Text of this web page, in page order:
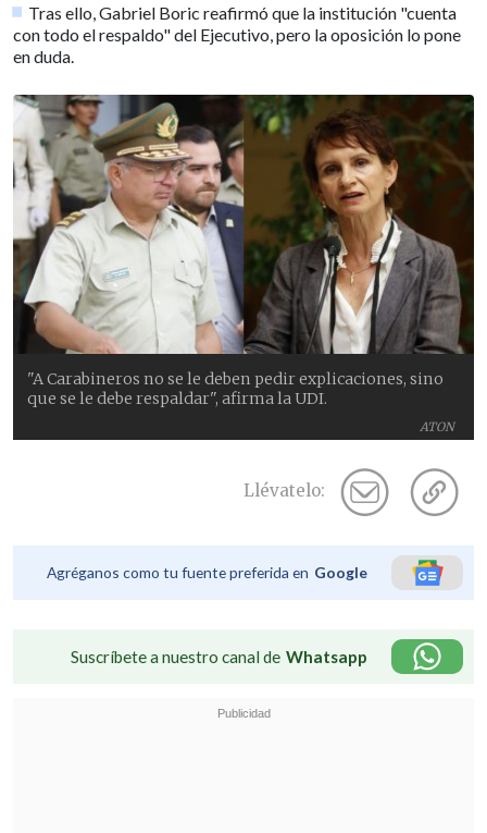
Tras ello, Gabriel Boric reafirmó que la institución "cuenta
con todo el respaldo" del Ejecutivo, pero la oposición lo pone
en duda.
ATON
"A Carabineros no se le deben pedir explicaciones, sino
que se le debe respaldar", afirma la UDI.
Llévatelo:
Agréganos como tu fuente preferida en Google
Suscríbete a nuestro canal de Whatsapp